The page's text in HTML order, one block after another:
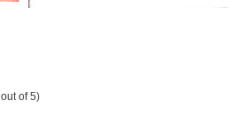
out of 5)